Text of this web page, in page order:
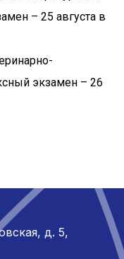
– 25 августа в
экзамен – 26
д. 5,